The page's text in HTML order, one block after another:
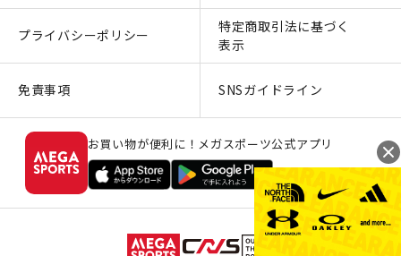
プライバシーポリシー
特定商取引法に基づく
表示
免責事項 SNSガイドライン
お買い物が便利に！メガスポーツ公式アプリ